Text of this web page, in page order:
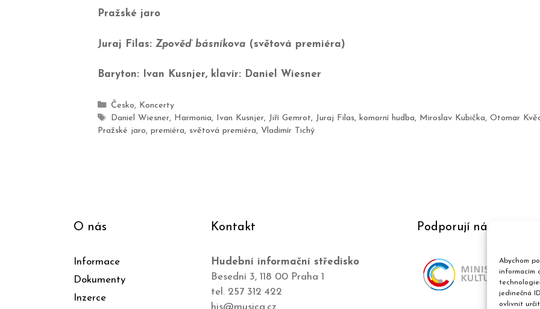
Abychom
informacím
jedinečná
ovlivnit
Pražské jaro
Juraj Filas: Zpověď básníkova (světová premiéra)
Baryton: Ivan Kusnjer, klavír: Daniel Wiesner
Česko, Koncerty
Daniel Wiesner, Harmonia, Ivan Kusnjer, Jiří Gemrot, Juraj Filas, komorní hudba, Miroslav Kubička, Otomar
Pražské jaro, premiéra, světová premiéra, Vladimír Tichý
O nás
Informace
Dokumenty
Inzerce
Kontakt
Hudební informační středisko
Besední 3, 118 00 Praha 1
tel. 257 312 422
his@musica.cz
Podporují nás